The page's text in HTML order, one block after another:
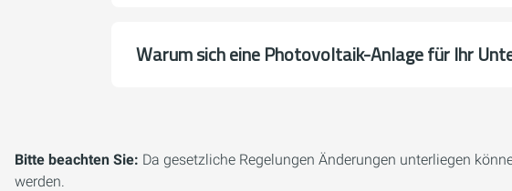
Warum sich eine Photovoltaik-Anlage für Ihr
Bitte beachten Sie: Da gesetzliche Regelungen Änderungen unterliegen
werden.